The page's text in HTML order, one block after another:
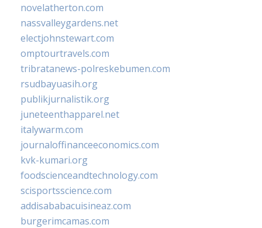
novelatherton.com
nassvalleygardens.net
electjohnstewart.com
omptourtravels.com
tribratanews-polreskebumen.com
rsudbayuasih.org
publikjurnalistik.org
juneteenthapparel.net
italywarm.com
journaloffinanceeconomics.com
kvk-kumari.org
foodscienceandtechnology.com
scisportsscience.com
addisababacuisineaz.com
burgerimcamas.com